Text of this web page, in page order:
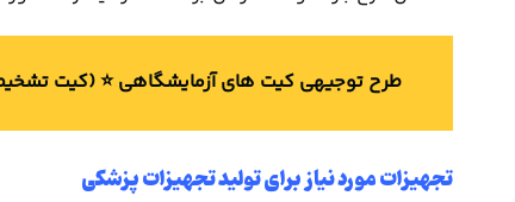
طرح توجیهی کیت های آزمایشگاهی ⭐️ (کیت
تجهیزات مورد نیاز برای تولید تجهیزات پزشکی